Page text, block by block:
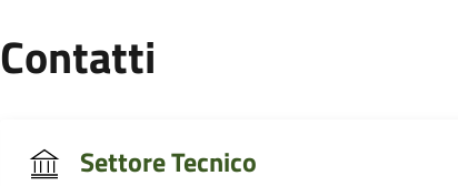
Contatti
Settore Tecnico